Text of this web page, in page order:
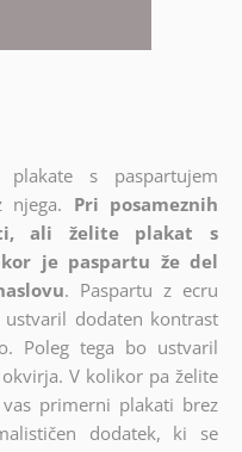
s paspartujem
njega. Pri posameznih
ali želite plakat s
je paspartu že del
. Paspartu z ecru
dodaten kontrast
Poleg tega bo ustvaril
V kolikor pa želite
primerni plakati brez
dodatek, ki se